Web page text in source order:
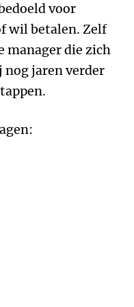
voor
wil betalen. Zelf
manager die zich
jaren verder